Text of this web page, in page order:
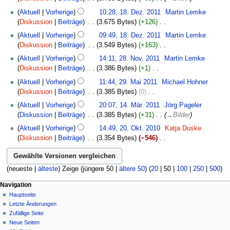
n
e
B
e
r
b
e
i
t
u
g
s
z
u
s
a
m
Dezember
Aktuell Vorherige 10:28, 18. Dez. 2011
Martin Lemke
Diskussion
Beiträge 3.675 Bytes +126 ‎
K
e
n
e
B
e
r
b
e
i
t
u
n
s
z
u
s
a
Aktuell Vorherige 09:49, 18. Dez. 2011
Martin Lemke
Diskussion
Beiträge 3.549 Bytes +163 ‎
K
e
n
e
B
e
r
b
e
t
u
s
z
28.
November
Aktuell Vorherige 14:11, 28. Nov. 2011
Martin Lemke
Diskussion
Beiträge 3.386 Bytes +1 ‎
K
e
n
e
B
e
r
b
i
t
u
n
g
Mai
2011
Aktuell Vorherige 11:44, 29. Mai 2011
Michael Hohner
Diskussion
Beiträge 3.385 Bytes 0 ‎
K
e
n
e
B
e
a
b
e
i
März
Aktuell Vorherige 20:07, 14. Mär. 2011
Jörg Pageler
Diskussion
Beiträge 3.385 Bytes +31 ‎ →Bilder
Oktober
Aktuell Vorherige 14:49, 20. Okt. 2010
Katja Duske
Diskussion
Beiträge 3.354 Bytes −546 ‎
K
e
e
B
e
a
r
(neueste| älteste) Zeige (jüngere 50| ältere 50) (20| 50| 100| 250| 500)
Navigation
Hauptseite
Letzte Änderungen
Zufällige Seite
Neue Seiten